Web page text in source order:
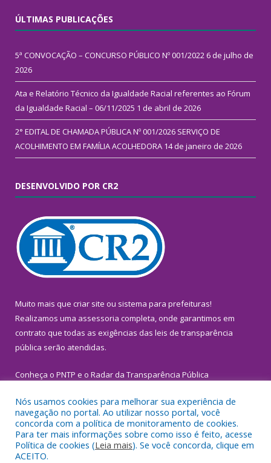
ÚLTIMAS PUBLICAÇÕES
5ª CONVOCAÇÃO – CONCURSO PÚBLICO Nº 001/2022 6 de julho de
2026
Ata e Relatório Técnico da Igualdade Racial referentes ao Fórum
da Igualdade Racial – 06/11/2025 1 de abril de 2026
2° EDITAL DE CHAMADA PÚBLICA Nº 001/2026 SERVIÇO DE
ACOLHIMENTO EM FAMÍLIA ACOLHEDORA 14 de janeiro de 2026
DESENVOLVIDO POR CR2
Muito mais que criar site ou sistema para prefeituras!
Realizamos uma assessoria completa, onde garantimos em
contrato que todas as exigências das leis de transparência
pública serão atendidas.
Conheça o PNTP e o Radar da Transparência Pública
Todos os direitos reservados a Prefeitura Municipal de
Inhangapi.
Nós usamos cookies para melhorar sua experiência de
navegação no portal. Ao utilizar nosso portal, você
concorda com a política de monitoramento de cookies.
Para ter mais informações sobre como isso é feito, acesse
Política de cookies (Leia mais). Se você concorda, clique em
ACEITO.